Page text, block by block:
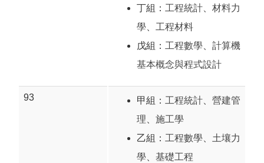
丁組： 工程統計
材料力
學
工程材料
戊組： 工程數學
計算機
基本概念與程式設計
93 甲組： 工程統計
營建管
理
施工學
乙組： 工程數學
土壤力
學
基礎工程